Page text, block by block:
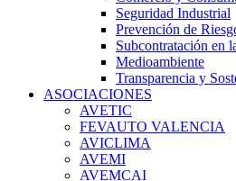
Seguridad Industrial
Prevención de
Subcontratación en
Medioambiente
Transparencia y
ASOCIACIONES
AVETIC
FEVAUTO VALENCIA
AVICLIMA
AVEMI
AVEMCAI